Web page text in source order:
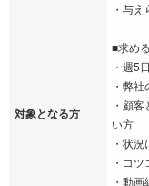
対象となる方
・与
■求め
・週5
・弊
・顧
い方
・状
・コ
・動